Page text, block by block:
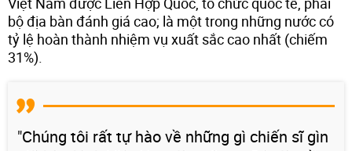
bộ địa bàn đánh giá cao; là một trong những nước có
tỷ lệ hoàn thành nhiệm vụ xuất sắc cao nhất (chiếm
31%).
"Chúng tôi rất tự hào về những gì chiến sĩ gìn